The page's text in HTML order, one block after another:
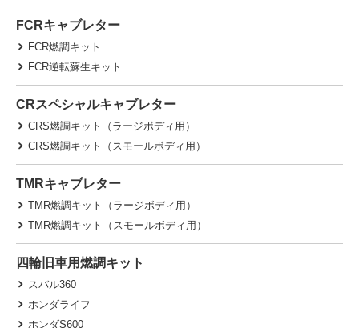
FCRキャブレター
FCR燃調キット
FCR逆転蘇生キット
CRスペシャルキャブレター
CRS燃調キット（ラージボディ用）
CRS燃調キット（スモールボディ用）
TMRキャブレター
TMR燃調キット（ラージボディ用）
TMR燃調キット（スモールボディ用）
四輪旧車用燃調キット
スバル360
ホンダライフ
ホンダS600